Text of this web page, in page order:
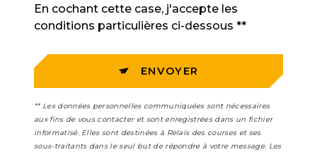
En cochant cette case, j'accepte les
conditions particulières ci-dessous **
ENVOYER
** Les données personnelles communiquées sont nécessaires
aux fins de vous contacter et sont enregistrées dans un fichier
informatisé. Elles sont destinées à Relais des courses et ses
sous-traitants dans le seul but de répondre à votre message. Les